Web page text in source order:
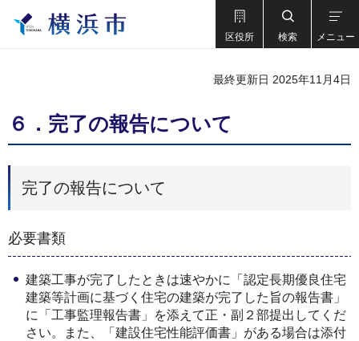
区役所 検索 メニュー
最終更新日 2025年11月4日
６．完了の報告について
完了の報告について
必要書類
建築工事が完了したときは速やかに「認定長期優良住宅
建築等計画に基づく住宅の建築が完了した旨の報告書」
に「工事監理報告書」を添えて正・副２部提出してくだ
さい。また、「建設住宅性能評価書」がある場合は添付